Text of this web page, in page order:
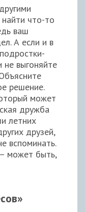
что-то
ваш
А если и в
не выгоняйте
решение.
может
дружба
летних
друзей,
вспоминать.
может быть,